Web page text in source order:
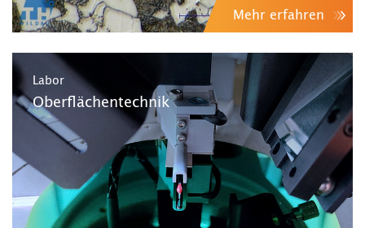
Mehr erfahren
Labor
Oberflächentechnik